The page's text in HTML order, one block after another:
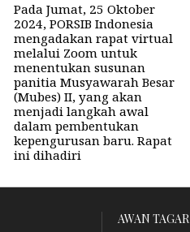
Pada Jumat, 25 Oktober
2024, PORSIB Indonesia
mengadakan rapat virtual
melalui Zoom untuk
menentukan susunan
panitia Musyawarah Besar
(Mubes) II, yang akan
menjadi langkah awal
dalam pembentukan
kepengurusan baru. Rapat
ini dihadiri
AWAN TAGAR